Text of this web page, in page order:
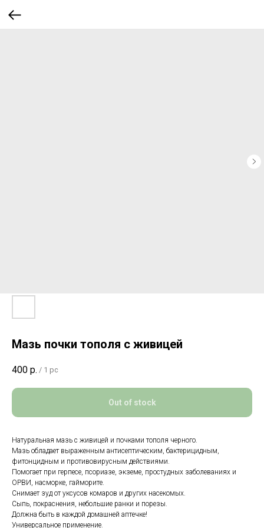
Мазь почки тополя с живицей
400 р. / 1 pc
Out of stock
Натуральная мазь с живицей и почками тополя черного.
Мазь обладает выраженным антисептическим, бактерицидным,
фитонцидным и противовирусным действиями.
Помогает при герпесе, псориазе, экземе, простудных заболеваниях и
ОРВИ, насморке, гайморите.
Снимает зуд от уксусов комаров и других насекомых.
Сыпь, покраснения, небольшие ранки и порезы.
Должна быть в каждой домашней аптечке!
Универсальное применение.